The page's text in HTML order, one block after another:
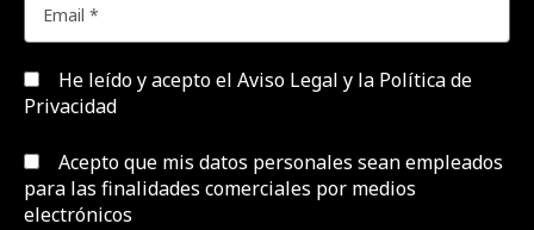
He leído y acepto el Aviso Legal y la Política de
Privacidad
Acepto que mis datos personales sean empleados
para las finalidades comerciales por medios
electrónicos